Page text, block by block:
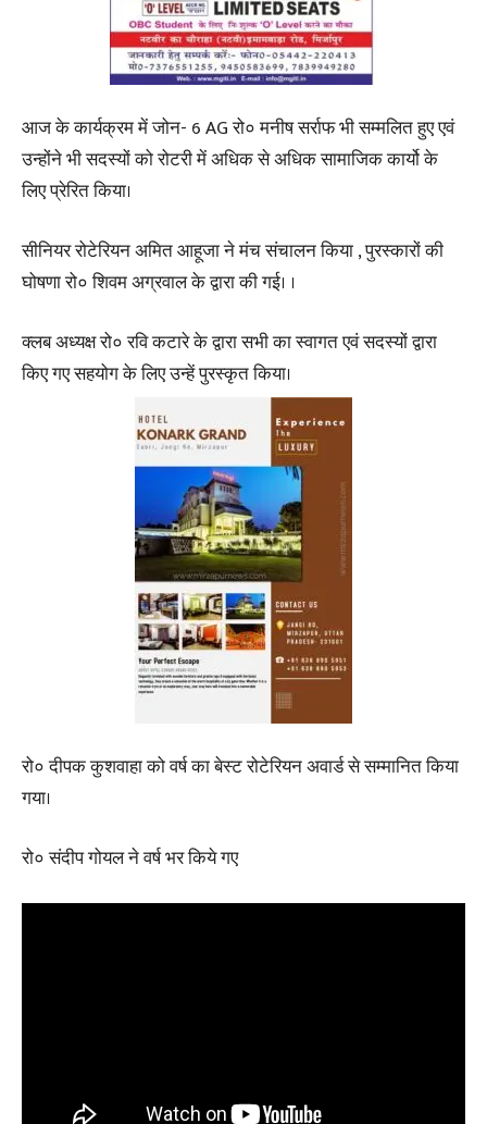
आज के कार्यक्रम में जोन- 6 AG रो० मनीष सर्राफ भी सम्मलित हुए एवं
उन्होंने भी सदस्यों को रोटरी में अधिक से अधिक सामाजिक कार्यो के
लिए प्रेरित किया।
सीनियर रोटेरियन अमित आहूजा ने मंच संचालन किया , पुरस्कारों की
घोषणा रो० शिवम अग्रवाल के द्वारा की गई। ।
क्लब अध्यक्ष रो० रवि कटारे के द्वारा सभी का स्वागत एवं सदस्यों द्वारा
किए गए सहयोग के लिए उन्हें पुरस्कृत किया।
रो० दीपक कुशवाहा को वर्ष का बेस्ट रोटेरियन अवार्ड से सम्मानित किया
गया।
रो० संदीप गोयल ने वर्ष भर किये गए